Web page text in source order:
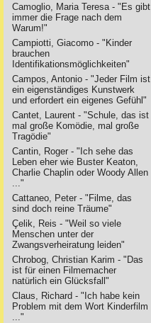
Camoglio, Maria Teresa - "Es gibt
immer die Frage nach dem
Warum!"
Campiotti, Giacomo - "Kinder
brauchen
Identifikationsmöglichkeiten"
Campos, Antonio - "Jeder Film ist
ein eigenständiges Kunstwerk
und erfordert ein eigenes Gefühl"
Cantet, Laurent - "Schule, das ist
mal große Komödie, mal große
Tragödie"
Cantin, Roger - "Ich sehe das
Leben eher wie Buster Keaton,
Charlie Chaplin oder Woody Allen
..."
Cattaneo, Peter - "Filme, das
sind doch reine Träume"
Çelik, Reis - "Weil so viele
Menschen unter der
Zwangsverheiratung leiden"
Chrobog, Christian Karim - "Das
ist für einen Filmemacher
natürlich ein Glücksfall"
Claus, Richard - "Ich habe kein
Problem mit dem Wort Kinderfilm
..."